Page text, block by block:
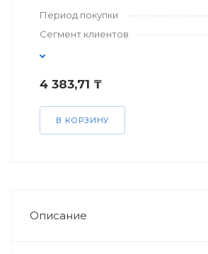
Период покупки
Сегмент клиентов
4 383,71 ₸
В КОРЗИНУ
Описание